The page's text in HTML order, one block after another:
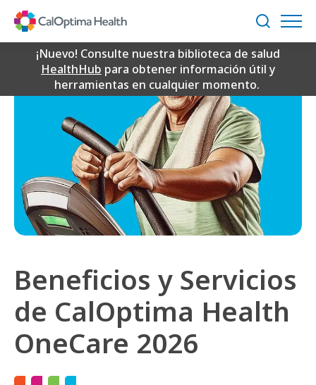
Content
Buscar
¡Nuevo! Consulte nuestra biblioteca de salud
HealthHub para obtener información útil y
herramientas en cualquier momento.
Beneficios y Servicios
de CalOptima Health
OneCare 2026